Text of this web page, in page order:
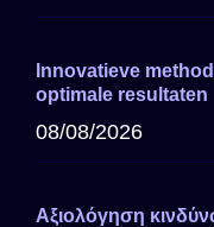
Innovatieve
optimale resultaten
08/08/2026
Αξιολόγηση